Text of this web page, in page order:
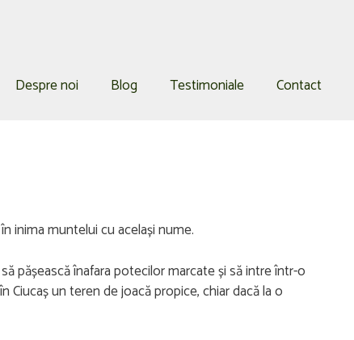
Despre noi Blog Testimoniale Contact
inima muntelui cu același nume.
pășească înafara potecilor marcate și să intre într-o
un teren de joacă propice, chiar dacă la o